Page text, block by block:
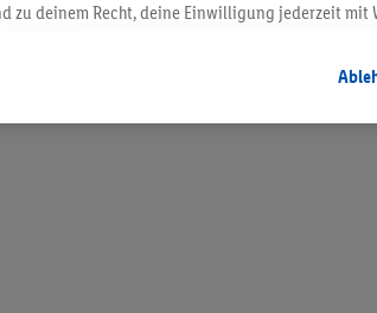
ohne Dekoration. Die hier beworbenen
zu deinem Recht, deine Einwilligung jederzeit